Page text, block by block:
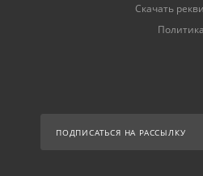
Скачать
Политика
ПОДПИСАТЬСЯ НА РАССЫЛКУ